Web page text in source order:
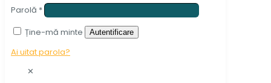
Parolă *
Ține-mă minte
Autentificare
Ai uitat parola?
✕